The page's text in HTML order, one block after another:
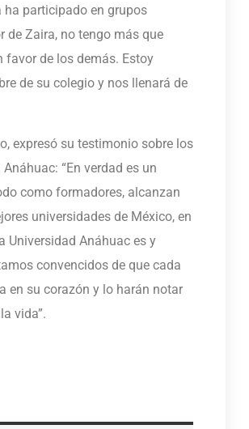
ha participado en grupos
de Zaira, no tengo más que
favor de los demás. Estoy
de su colegio y nos llenará de
expresó su testimonio sobre los
“En verdad es un
como formadores, alcanzan
universidades de México, en
Universidad Anáhuac es y
convencidos de que cada
en su corazón y lo harán notar
vida”.